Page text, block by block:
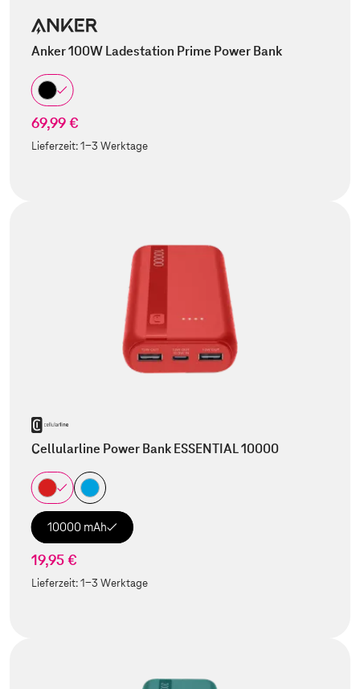
Anker 100W Ladestation Prime Power Bank
69,99 €
Lieferzeit:1-3 Werktage
Cellularline Power Bank ESSENTIAL 10000
10000 mAh
19,95 €
Lieferzeit:1-3 Werktage